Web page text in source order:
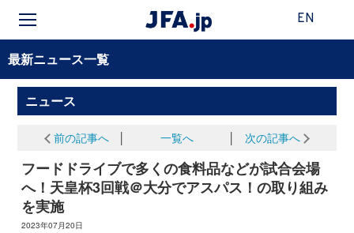
EN
最新ニュース一覧
ニュース
前の記事へ 一覧へ 次の記事へ
フードドライブで多くの食料品などが試合会場
へ！天皇杯3回戦＠大分でアスパス！の取り組み
を実施
2023年07月20日